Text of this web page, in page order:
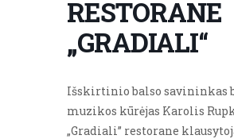
RESTORANE
„GRADIALI“
Išskirtinio balso savininkas
muzikos kūrėjas Karolis
„Gradiali” restorane